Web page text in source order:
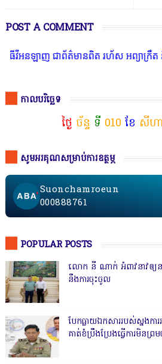
POST A COMMENT
ជាព័ត៌មានពិត រហ័ស អព្យាក្រឹត និងរៀបចំ
កាលបរិច្ឆេទ
ថ្ងៃ ច័ន្ទ ទី 010 ខែ សីហា
សូមអរគុណសម្រាប់ការឧត្ថម្ភ
Suonchamroeun
000888761
POPULAR POSTS
លោក នី ណាក់ អំពាវនាវឲ្យនា
នឹងការចុះចូល
បែកធ្លាយឯកសាររបស់ស្នងក
គាត់ខំប្រឹងប្រែងធ្វើការមិនព្រ